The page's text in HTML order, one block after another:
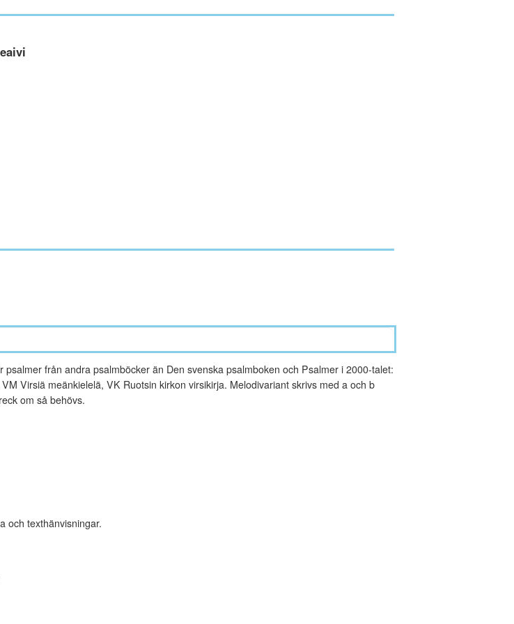
från andra psalmböcker än Den svenska psalmboken och Psalmer i 2000-talet:
Virsiä meänkielelä, VK Ruotsin kirkon virsikirja. Melodivariant skrivs med a och b
om så behövs.
och texthänvisningar.